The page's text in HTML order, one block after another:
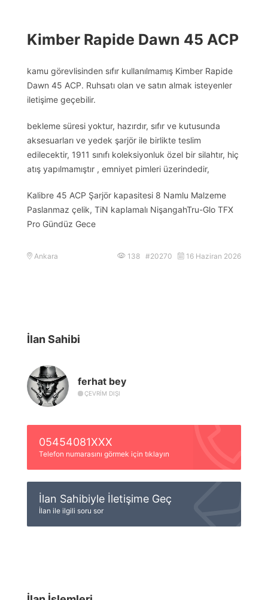
Kimber Rapide Dawn 45 ACP
kamu görevlisinden sıfır kullanılmamış Kimber Rapide
Dawn 45 ACP. Ruhsatı olan ve satın almak isteyenler
iletişime geçebilir.
bekleme süresi yoktur, hazırdır, sıfır ve kutusunda
aksesuarları ve yedek şarjör ile birlikte teslim
edilecektir, 1911 sınıfı koleksiyonluk özel bir silahtır, hiç
atış yapılmamıştır , emniyet pimleri üzerindedir,
Kalibre 45 ACP Şarjör kapasitesi 8 Namlu Malzeme
Paslanmaz çelik, TiN kaplamalı NişangahTru-Glo TFX
Pro Gündüz Gece
Ankara 138 #20270 16 Haziran 2026
İlan Sahibi
ferhat bey
ÇEVRIM DIŞI
05454081XXX
Telefon numarasını görmek için tıklayın
İlan Sahibiyle İletişime Geç
İlan ile ilgili soru sor